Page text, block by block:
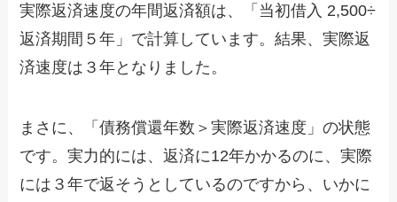
実際返済速度の年間返済額は、「当初借入 2,500÷
返済期間５年」で計算しています。結果、実際返
済速度は３年となりました。
まさに、「債務償還年数＞実際返済速度」の状態
です。実力的には、返済に12年かかるのに、実際
には３年で返そうとしているのですから、いかに